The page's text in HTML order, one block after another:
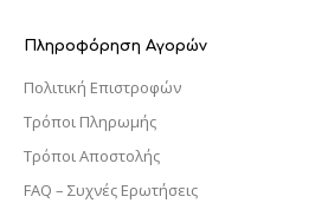
Πληροφόρηση Αγορών
Πολιτική Επιστροφών
Τρόποι Πληρωμής
Τρόποι Αποστολής
FAQ – Συχνές Ερωτήσεις